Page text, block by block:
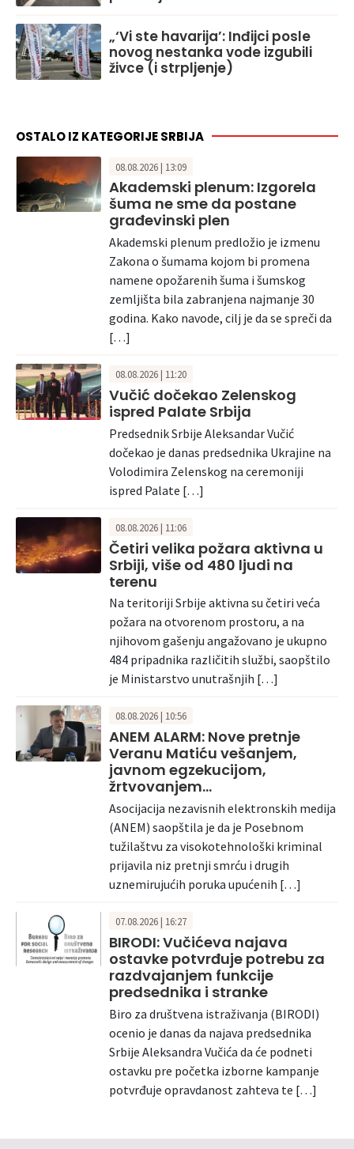
„‘Vi ste havarija’: Inđijci posle
novog nestanka vode izgubili
živce (i strpljenje)
OSTALO IZ KATEGORIJE SRBIJA
08.08.2026 | 13:09
Akademski plenum: Izgorela
šuma ne sme da postane
građevinski plen
Akademski plenum predložio je izmenu
Zakona o šumama kojom bi promena
namene opožarenih šuma i šumskog
zemljišta bila zabranjena najmanje 30
godina. Kako navode, cilj je da se spreči da
[…]
08.08.2026 | 11:20
Vučić dočekao Zelenskog
ispred Palate Srbija
Predsednik Srbije Aleksandar Vučić
dočekao je danas predsednika Ukrajine na
Volodimira Zelenskog na ceremoniji
ispred Palate […]
08.08.2026 | 11:06
Četiri velika požara aktivna u
Srbiji, više od 480 ljudi na
terenu
Na teritoriji Srbije aktivna su četiri veća
požara na otvorenom prostoru, a na
njihovom gašenju angažovano je ukupno
484 pripadnika različitih službi, saopštilo
je Ministarstvo unutrašnjih […]
08.08.2026 | 10:56
ANEM ALARM: Nove pretnje
Veranu Matiću vešanjem,
javnom egzekucijom,
žrtvovanjem…
Asocijacija nezavisnih elektronskih medija
(ANEM) saopštila je da je Posebnom
tužilaštvu za visokotehnološki kriminal
prijavila niz pretnji smrću i drugih
uznemirujućih poruka upućenih […]
07.08.2026 | 16:27
BIRODI: Vučićeva najava
ostavke potvrđuje potrebu za
razdvajanjem funkcije
predsednika i stranke
Biro za društvena istraživanja (BIRODI)
ocenio je danas da najava predsednika
Srbije Aleksandra Vučića da će podneti
ostavku pre početka izborne kampanje
potvrđuje opravdanost zahteva te […]